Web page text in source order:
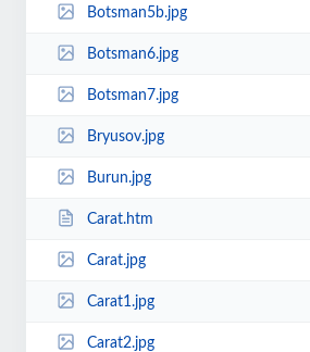
Botsman5b.jpg
Botsman6.jpg
Botsman7.jpg
Bryusov.jpg
Burun.jpg
Carat.htm
Carat.jpg
Carat1.jpg
Carat2.jpg